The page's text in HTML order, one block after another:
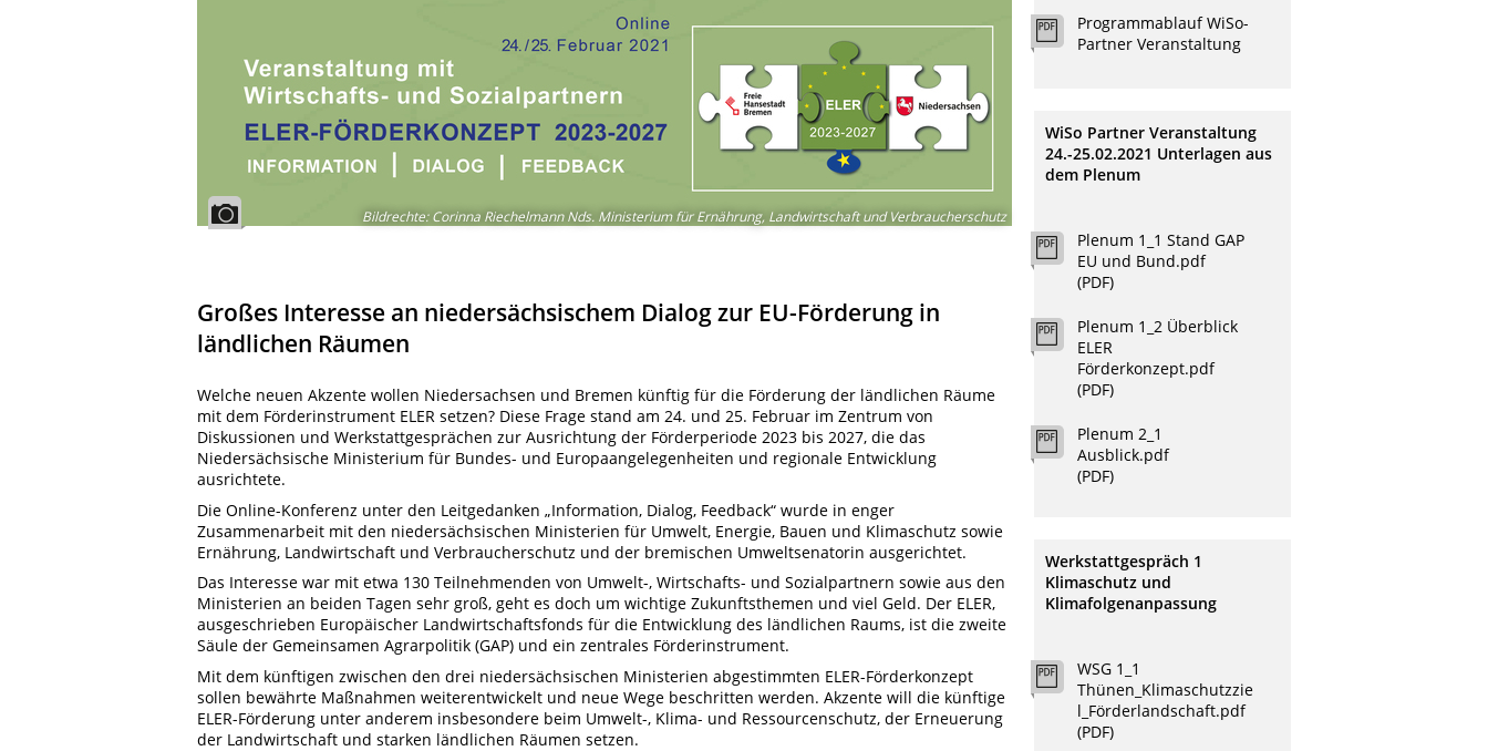
Bildrechte:Corinna Riechelmann Nds. Ministerium für Ernährung, Landwirtschaft und Verbraucherschutz
Großes Interesse an niedersächsischem Dialog zur EU-Förderung in
ländlichen Räumen
Welche neuen Akzente wollen Niedersachsen und Bremen künftig für die Förderung der ländlichen Räume
mit dem Förderinstrument ELER setzen? Diese Frage stand am 24. und 25. Februar im Zentrum von
Diskussionen und Werkstattgesprächen zur Ausrichtung der Förderperiode 2023 bis 2027, die das
Niedersächsische Ministerium für Bundes- und Europaangelegenheiten und regionale Entwicklung
ausrichtete.
Die Online-Konferenz unter den Leitgedanken „Information, Dialog, Feedback“ wurde in enger
Zusammenarbeit mit den niedersächsischen Ministerien für Umwelt, Energie, Bauen und Klimaschutz sowie
Ernährung, Landwirtschaft und Verbraucherschutz und der bremischen Umweltsenatorin ausgerichtet.
Das Interesse war mit etwa 130 Teilnehmenden von Umwelt-, Wirtschafts- und Sozialpartnern sowie aus den
Ministerien an beiden Tagen sehr groß, geht es doch um wichtige Zukunftsthemen und viel Geld. Der ELER,
ausgeschrieben Europäischer Landwirtschaftsfonds für die Entwicklung des ländlichen Raums, ist die zweite
Säule der Gemeinsamen Agrarpolitik (GAP) und ein zentrales Förderinstrument.
Mit dem künftigen zwischen den drei niedersächsischen Ministerien abgestimmten ELER-Förderkonzept
sollen bewährte Maßnahmen weiterentwickelt und neue Wege beschritten werden. Akzente will die künftige
ELER-Förderung unter anderem insbesondere beim Umwelt-, Klima- und Ressourcenschutz, der Erneuerung
der Landwirtschaft und starken ländlichen Räumen setzen.
Programmablauf WiSo-
Partner Veranstaltung
WiSo Partner Veranstaltung
24.-25.02.2021 Unterlagen aus
dem Plenum
Plenum 1_1 Stand GAP
EU und Bund.pdf
(PDF)
Plenum 1_2 Überblick
ELER
Förderkonzept.pdf
(PDF)
Plenum 2_1
Ausblick.pdf
(PDF)
Werkstattgespräch 1
Klimaschutz und
Klimafolgenanpassung
WSG 1_1
Thünen_Klimaschutzzie
l_Förderlandschaft.pdf
(PDF)